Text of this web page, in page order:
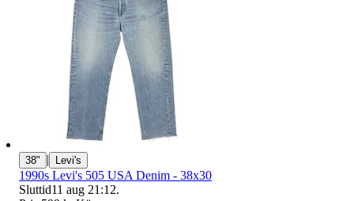
38" | Levi's
1990s Levi's 505 USA Denim - 38x30
Sluttid11 aug 21:12.